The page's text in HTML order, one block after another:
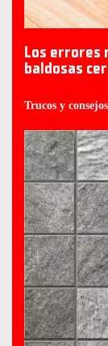
Los errores
baldosas
Trucos y consejos